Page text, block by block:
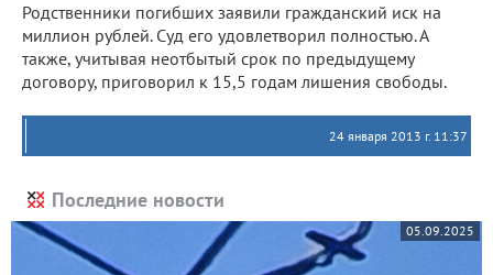
Родственники погибших заявили гражданский иск на
миллион рублей. Суд его удовлетворил полностью. А
также, учитывая неотбытый срок по предыдущему
договору, приговорил к 15,5 годам лишения свободы.
24 января 2013 г. 11:37
Последние новости
05.09.2025